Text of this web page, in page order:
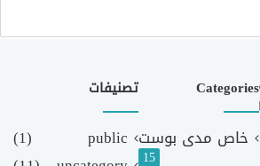
Categories
خاص مدى بوست
15
تصنيفات
public
(1)